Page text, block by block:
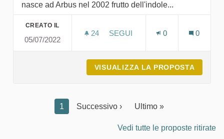
nasce ad Arbus nel 2002 frutto dell'indole...
CREATO IL
05/07/2022
24 24 SOSTENITORI
SEGUI
0 0
VISUALIZZA LA PROPOSTA
1 Successivo › Ultimo »
Vedi tutte le proposte ritirate